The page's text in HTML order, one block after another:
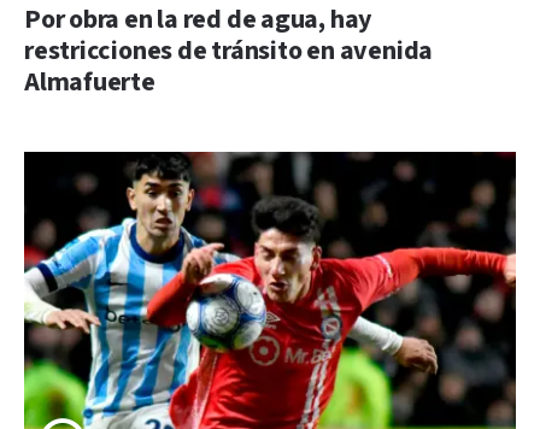
Por obra en la red de agua, hay
restricciones de tránsito en avenida
Almafuerte